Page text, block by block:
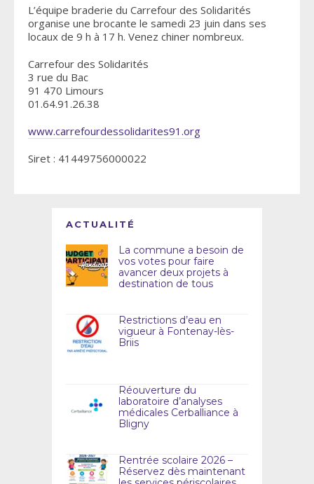
L’équipe braderie du Carrefour des Solidarités
organise une brocante le samedi 23 juin dans ses
locaux de 9 h à 17 h. Venez chiner nombreux.
Carrefour des Solidarités
3 rue du Bac
91 470 Limours
01.64.91.26.38
www.carrefourdessolidarites91.org
Siret : 41449756000022
ACTUALITÉ
La commune a besoin de
vos votes pour faire
avancer deux projets à
destination de tous
Restrictions d’eau en
vigueur à Fontenay-lès-
Briis
Réouverture du
laboratoire d’analyses
médicales Cerballiance à
Bligny
Rentrée scolaire 2026 –
Réservez dès maintenant